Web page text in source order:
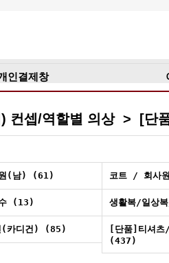
인결제창
컨셉/역할별 의상 > [단
(남) (61) 코트 / 회사
(13) 생활복/일상
(카디건) (85)
[단품]티셔
(437)